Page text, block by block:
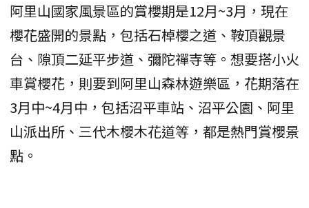
阿里山國家風景區的賞櫻期是12月~3月，現在
櫻花盛開的景點，包括石棹櫻之道、鞍頂觀景
台、隙頂二延平步道、彌陀禪寺等。想要搭小火
車賞櫻花，則要到阿里山森林遊樂區，花期落在
3月中~4月中，包括沼平車站、沼平公園、阿里
山派出所、三代木櫻木花道等，都是熱門賞櫻景
點。